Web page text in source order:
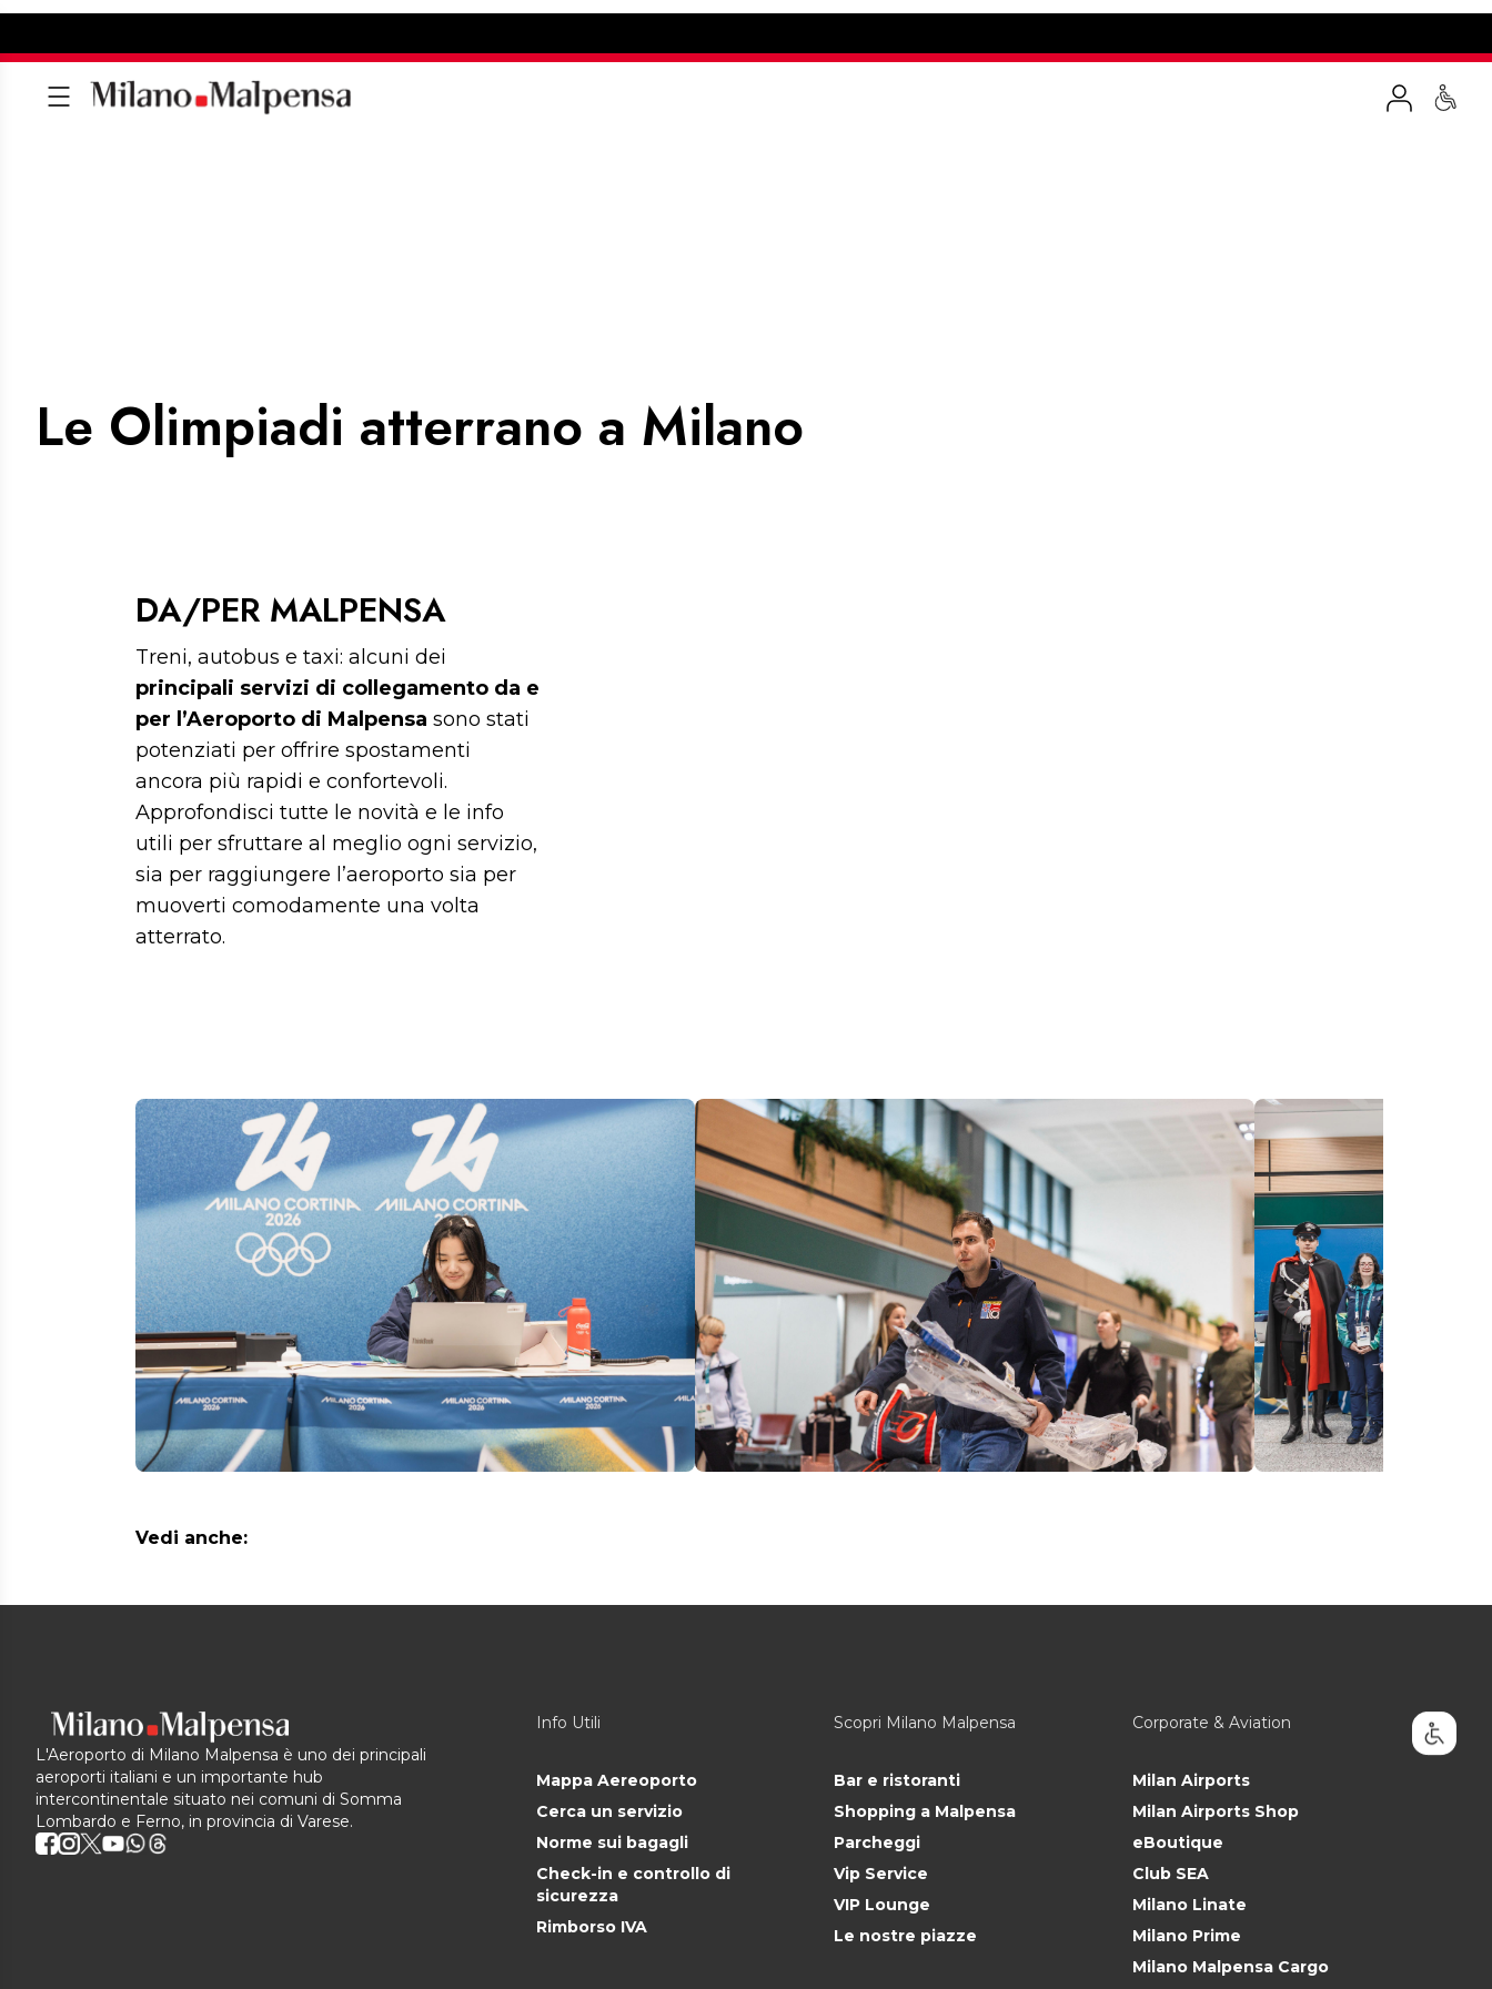
Le Olimpiadi atterrano a Milano
DA/PER MALPENSA
Treni, autobus e taxi: alcuni dei
principali servizi di collegamento da e
per l’Aeroporto di Malpensa sono stati
potenziati per offrire spostamenti
ancora più rapidi e confortevoli.
Approfondisci tutte le novità e le info
utili per sfruttare al meglio ogni servizio,
sia per raggiungere l’aeroporto sia per
muoverti comodamente una volta
atterrato.
Vedi anche:
L'Aeroporto di Milano Malpensa è uno dei principali
aeroporti italiani e un importante hub
intercontinentale situato nei comuni di Somma
Lombardo e Ferno, in provincia di Varese.
Info Utili
Mappa Aereoporto
Cerca un servizio
Norme sui bagagli
Check-in e controllo di
sicurezza
Rimborso IVA
Scopri Milano Malpensa
Bar e ristoranti
Shopping a Malpensa
Parcheggi
Vip Service
VIP Lounge
Le nostre piazze
Corporate & Aviation
Milan Airports
Milan Airports Shop
eBoutique
Club SEA
Milano Linate
Milano Prime
Milano Malpensa Cargo